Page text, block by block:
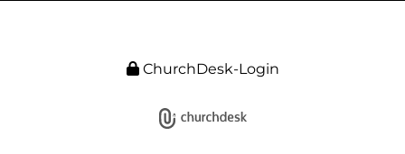
ChurchDesk-Login